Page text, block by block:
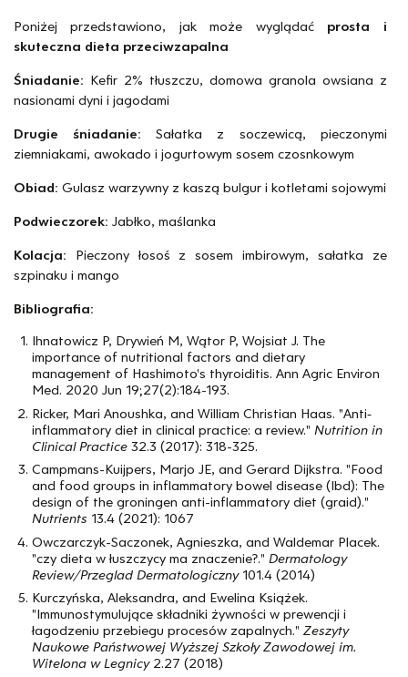
Poniżej przedstawiono, jak może wyglądać prosta i
skuteczna dieta przeciwzapalna
Śniadanie: Kefir 2% tłuszczu, domowa granola owsiana z
nasionami dyni i jagodami
Drugie śniadanie:Sałatka z soczewicą, pieczonymi
ziemniakami, awokado i jogurtowym sosem czosnkowym
Obiad: Gulasz warzywny z kaszą bulgur i kotletami sojowymi
Podwieczorek: Jabłko, maślanka
Kolacja: Pieczony łosoś z sosem imbirowym, sałatka ze
szpinaku i mango
Bibliografia:
Ihnatowicz P, Drywień M, Wątor P, Wojsiat J. The
importance of nutritional factors and dietary
management of Hashimoto's thyroiditis. Ann Agric Environ
Med. 2020 Jun 19;27(2):184-193.
Ricker, Mari Anoushka, and William Christian Haas. "Anti‐
inflammatory diet in clinical practice: a review." Nutrition in
Clinical Practice 32.3 (2017): 318-325.
Campmans-Kuijpers, Marjo JE, and Gerard Dijkstra. "Food
and food groups in inflammatory bowel disease (Ibd): The
design of the groningen anti-inflammatory diet (graid)."
Nutrients 13.4 (2021): 1067
Owczarczyk-Saczonek, Agnieszka, and Waldemar Placek.
"czy dieta w łuszczycy ma znaczenie?." Dermatology
Review/Przeglad Dermatologiczny101.4 (2014)
Kurczyńska, Aleksandra, and Ewelina Książek.
"Immunostymulujące składniki żywności w prewencji i
łagodzeniu przebiegu procesów zapalnych." Zeszyty
Naukowe Państwowej Wyższej Szkoły Zawodowej im.
Witelona w Legnicy2.27 (2018)